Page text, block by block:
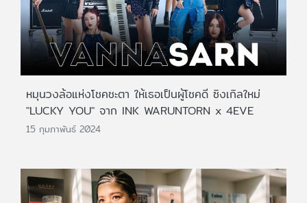
หมุนวงล้อแห่งโชคชะตา ให้เธอเป็นผู้โชคดี ซิงเกิลใหม่
"LUCKY YOU" จาก INK WARUNTORN x 4EVE
15 กุมภาพันธ์ 2024